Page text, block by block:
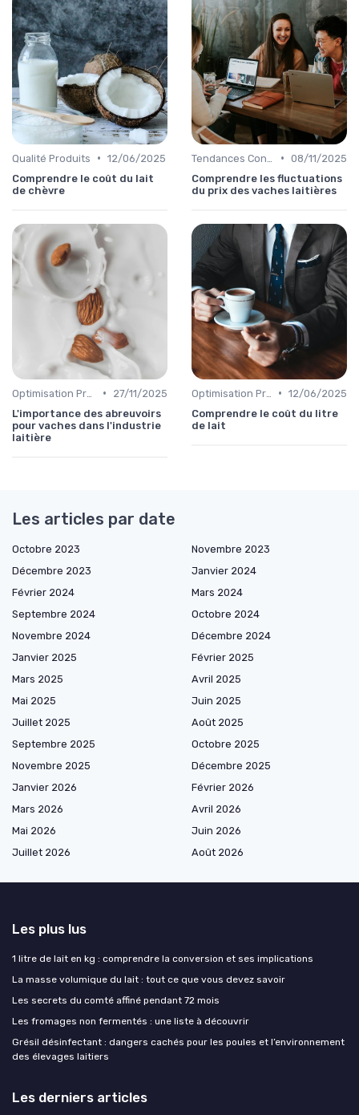
Qualité Produits • 12/06/2025
Comprendre le coût du lait
de chèvre
• 08/11/2025
Comprendre les fluctuations
du prix des vaches laitières
•
27/11/2025
L'importance des abreuvoirs
pour vaches dans l'industrie
laitière
• 12/06/2025
Comprendre le coût du litre
de lait
Les articles par date
Octobre 2023
Novembre 2023
Décembre 2023
Janvier 2024
Février 2024
Mars 2024
Septembre 2024
Octobre 2024
Novembre 2024
Décembre 2024
Janvier 2025
Février 2025
Mars 2025
Avril 2025
Mai 2025
Juin 2025
Juillet 2025
Août 2025
Septembre 2025
Octobre 2025
Novembre 2025
Décembre 2025
Janvier 2026
Février 2026
Mars 2026
Avril 2026
Mai 2026
Juin 2026
Juillet 2026
Août 2026
Les plus lus
1 litre de lait en kg : comprendre la conversion et ses implications
La masse volumique du lait : tout ce que vous devez savoir
Les secrets du comté affiné pendant 72 mois
Les fromages non fermentés : une liste à découvrir
Grésil désinfectant : dangers cachés pour les poules et l’environnement
des élevages laitiers
Les derniers articles